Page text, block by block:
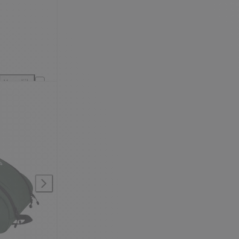
vergelijking
Vergelijk